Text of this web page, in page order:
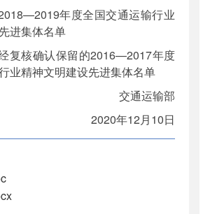
年度全国交通运输行业
进集体名单
确认保留的2016—2017年度
业精神文明建设先进集体名单
交通运输部
2020年12月10日